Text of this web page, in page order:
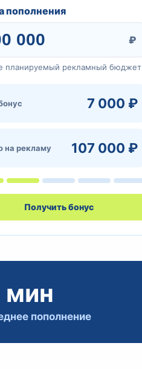
пополнения
₽
планируемый рекламный бюджет
7 000 ₽
на рекламу 107 000 ₽
Получить бонус
мин
пополнение